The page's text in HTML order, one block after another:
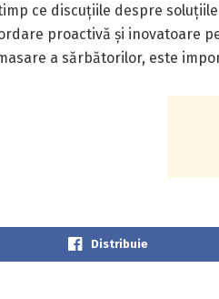
ce discuțiile despre
proactivă și inovatoare
a sărbătorilor, este
Distribuie